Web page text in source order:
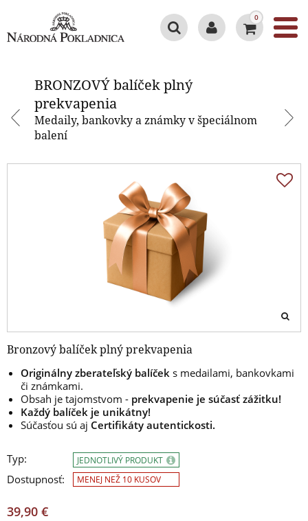
0
BRONZOVÝ balíček plný
prekvapenia
Medaily, bankovky a známky v špeciálnom
balení
Bronzový balíček plný prekvapenia
Originálny zberateľský balíček s medailami, bankovkami
či známkami.
Obsah je tajomstvom - prekvapenie je súčasť zážitku!
Každý balíček je unikátny!
Súčasťou sú aj Certifikáty autentickosti.
Typ:
Dostupnosť:
JEDNOTLIVÝ PRODUKT
MENEJ NEŽ 10 KUSOV
39,90 €
BRONZOVÝ balíček plný